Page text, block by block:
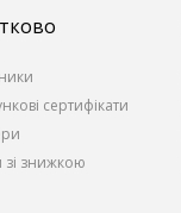
сертифікати
зі знижкою